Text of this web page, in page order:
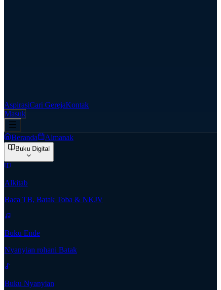
AspirasiCari GerejaKontak
Masuk
Beranda Almanak
Buku Digital
Alkitab
Baca TB, Batak Toba & NKJV
Buku Ende
Nyanyian rohani Batak
Buku Nyanyian